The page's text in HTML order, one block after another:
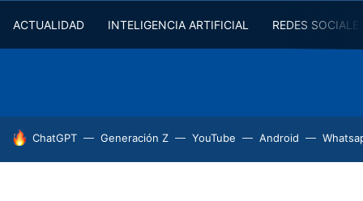
ACTUALIDAD INTELIGENCIA ARTIFICIAL REDES
HOY SE HABLA DE
ChatGPT Generación Z YouTube Android